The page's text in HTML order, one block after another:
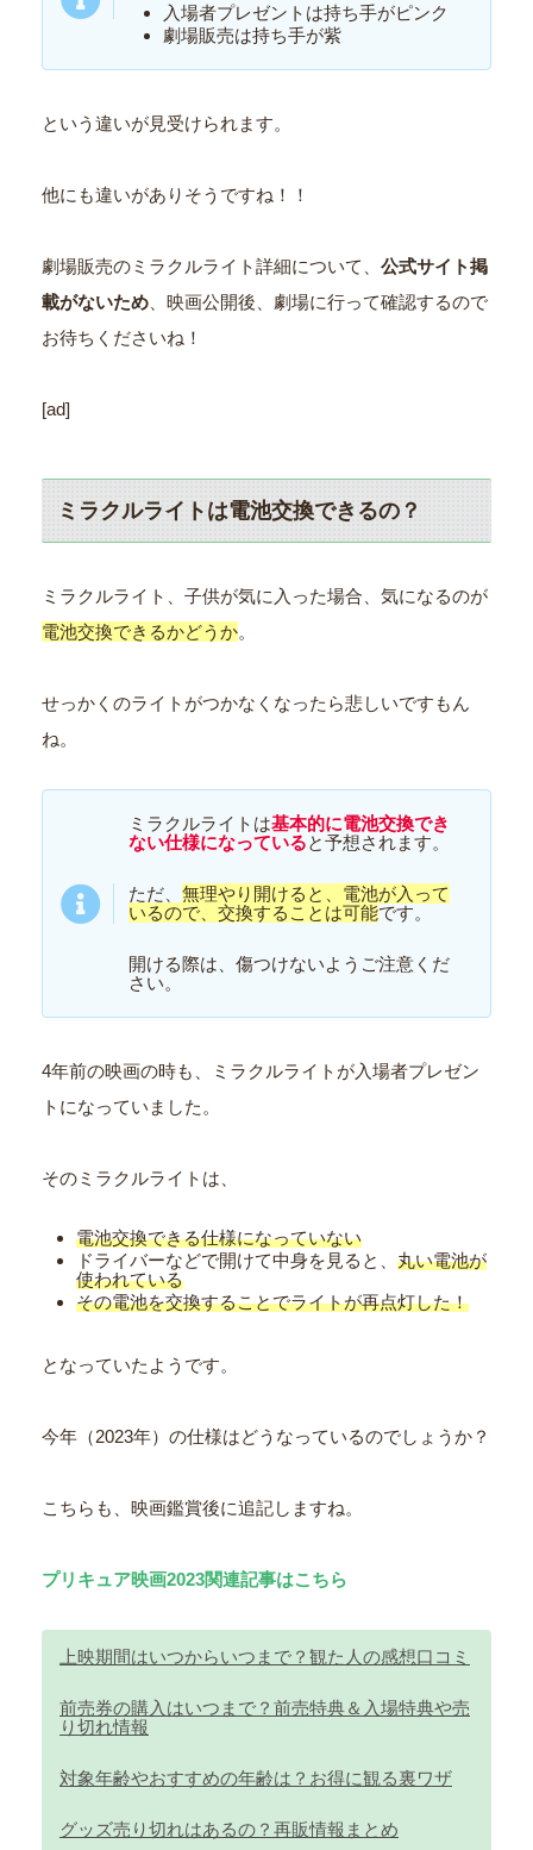
入場者プレゼントは持ち手がピンク
劇場販売は持ち手が紫
という違いが見受けられます。
他にも違いがありそうですね！！
劇場販売のミラクルライト詳細について、 公式サイト掲
載がないため 、映画公開後、劇場に行って確認するので
お待ちくださいね！
[ad]
ミラクルライトは電池交換できるの？
ミラクルライト、子供が気に入った場合、気になるのが
電池交換できるかどうか。
せっかくのライトがつかなくなったら悲しいですもん
ね。
ミラクルライトは基本的に電池交換でき
ない仕様になっていると予想されます。
ただ、 無理やり開けると、電池が入って
いるので、交換することは可能です。
開ける際は、傷つけないようご注意くだ
さい。
4年前の映画の時も、ミラクルライトが入場者プレゼン
トになっていました。
そのミラクルライトは、
電池交換できる仕様になっていない
ドライバーなどで開けて中身を見ると、 丸い電池が
使われている
その電池を交換することでライトが再点灯した！
となっていたようです。
今年（2023年）の仕様はどうなっているのでしょうか？
こちらも、映画鑑賞後に追記しますね。
プリキュア映画2023関連記事はこちら
上映期間はいつからいつまで？観た人の感想口コミ
前売券の購入はいつまで？前売特典＆入場特典や売
り切れ情報
対象年齢やおすすめの年齢は？お得に観る裏ワザ
グッズ売り切れはあるの？再販情報まとめ